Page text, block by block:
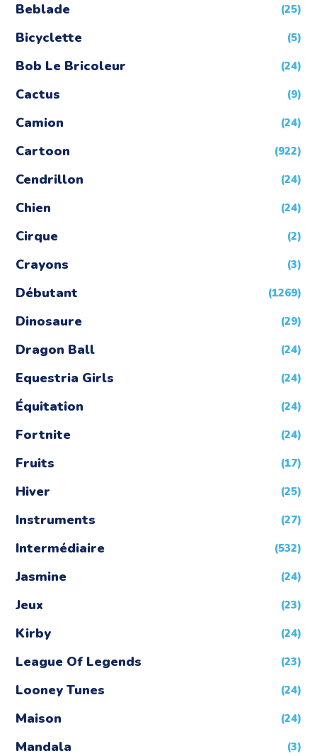
Beblade (25)
Bicyclette (5)
Bob Le Bricoleur (24)
Cactus (9)
Camion (24)
Cartoon (922)
Cendrillon (24)
Chien (24)
Cirque (2)
Crayons (3)
Débutant (1269)
Dinosaure (29)
Dragon Ball (24)
Equestria Girls (24)
Équitation (24)
Fortnite (24)
Fruits (17)
Hiver (25)
Instruments (27)
Intermédiaire (532)
Jasmine (24)
Jeux (23)
Kirby (24)
League Of Legends (23)
Looney Tunes (24)
Maison (24)
Mandala (3)